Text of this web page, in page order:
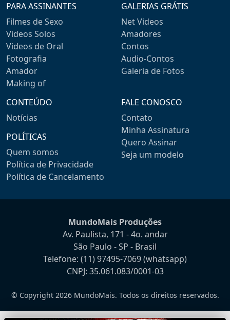
PARA ASSINANTES
Filmes de Sexo
Videos Solos
Videos de Oral
Fotografia
Amador
Making of
GALERIAS GRÁTIS
Net Videos
Amadores
Contos
Audio-Contos
Galeria de Fotos
CONTEÚDO
Notícias
POLÍTICAS
Quem somos
Política de Privacidade
Política de Cancelamento
FALE CONOSCO
Contato
Minha Assinatura
Quero Assinar
Seja um modelo
MundoMais Produções
Av. Paulista, 171 - 4o. andar
São Paulo - SP - Brasil
Telefone: (11) 97495-7069(whatsapp)
CNPJ: 35.061.083/0001-03
© Copyright 2026 MundoMais. Todos os direitos reservados.